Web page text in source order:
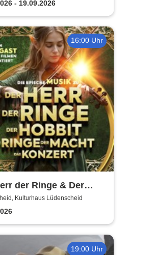
- 19.09.2026
16:00 Uhr
der Ringe & Der
Kulturhaus Lüdenscheid
19:00 Uhr